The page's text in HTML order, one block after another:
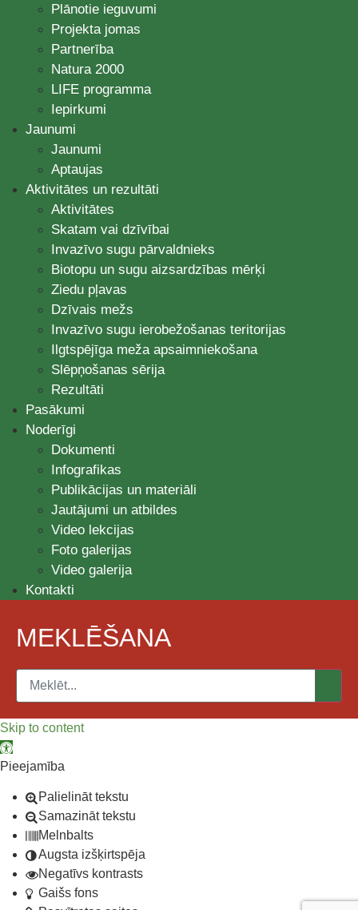
Plānotie ieguvumi
Projekta jomas
Partnerība
Natura 2000
LIFE programma
Iepirkumi
Jaunumi
Jaunumi
Aptaujas
Aktivitātes un rezultāti
Aktivitātes
Skatam vai dzīvībai
Invazīvo sugu pārvaldnieks
Biotopu un sugu aizsardzības mērķi
Ziedu pļavas
Dzīvais mežs
Invazīvo sugu ierobežošanas teritorijas
Ilgtspējīga meža apsaimniekošana
Slēpņošanas sērija
Rezultāti
Pasākumi
Noderīgi
Dokumenti
Infografikas
Publikācijas un materiāli
Jautājumi un atbildes
Video lekcijas
Foto galerijas
Video galerija
Kontakti
MEKLĒŠANA
Skip to content
Open toolbar
Pieejamība
Palielināt tekstu
Samazināt tekstu
Melnbalts
Augsta izšķirtspēja
Negatīvs kontrasts
Gaišs fons